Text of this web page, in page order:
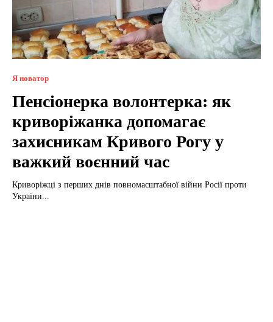
Я новатор
Пенсіонерка волонтерка: як
криворіжанка допомагає
захисникам Кривого Рогу у
важкий воєнний час
Криворіжці з перших днів повномасштабної війни Росії проти
України...